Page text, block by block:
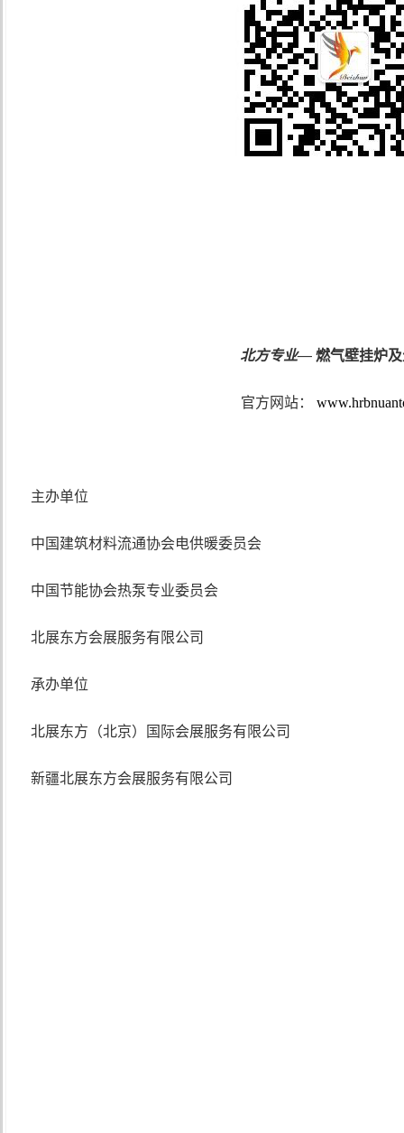
北方专业— 燃气壁挂炉
官方网站：
主办单位
中国建筑材料流通协会电供暖委员会
中国节能协会热泵专业委员会
北展东方会展服务有限公司
承办单位
北展东方（北京）国际会展服务有限公司
新疆北展东方会展服务有限公司